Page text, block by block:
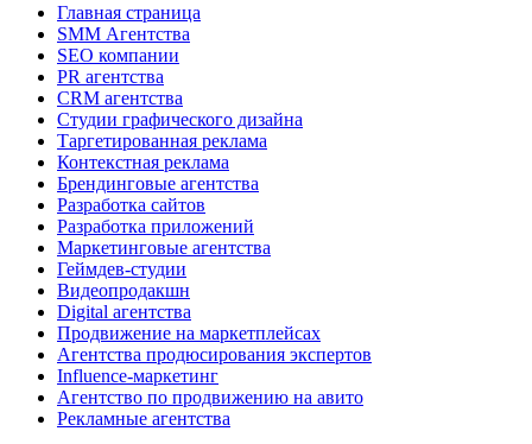
Главная страница
SMM Агентства
SEO компании
PR агентства
CRM агентства
Студии графического дизайна
Таргетированная реклама
Контекстная реклама
Брендинговые агентства
Разработка сайтов
Разработка приложений
Маркетинговые агентства
Геймдев-студии
Видеопродакшн
Digital агентства
Продвижение на маркетплейсах
Агентства продюсирования экспертов
Influence-маркетинг
Агентство по продвижению на авито
Рекламные агентства